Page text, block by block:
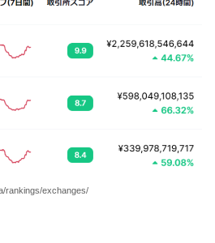
rankings/exchanges/